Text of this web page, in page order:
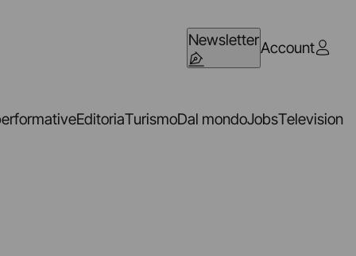
NewsletterAccount
EditoriaTurismoDal mondoJobsTelevision